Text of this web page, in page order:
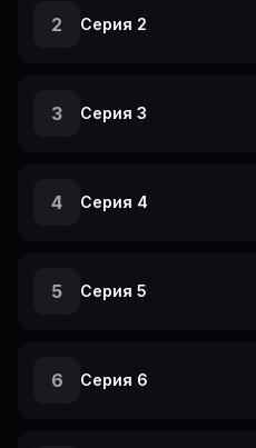
2 Серия 2
3 Серия 3
4 Серия 4
5 Серия 5
6 Серия 6